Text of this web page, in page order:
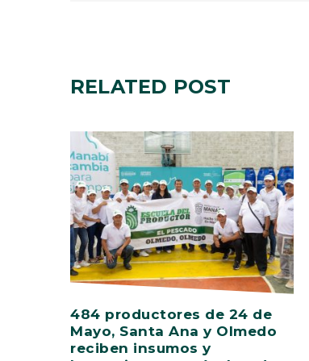
RELATED POST
484 productores de 24 de
Mayo, Santa Ana y Olmedo
reciben insumos y